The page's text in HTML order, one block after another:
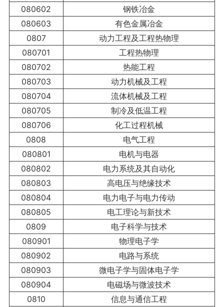
080602
钢铁冶金
080603
有色金属冶金
0807
动力工程及工程热物理
080701
工程热物理
080702
热能工程
080703
动力机械及工程
080704
流体机械及工程
080705
制冷及低温工程
080706
化工过程机械
0808
电气工程
080801
电机与电器
080802
电力系统及其自动化
080803
高电压与绝缘技术
080804
电力电子与电力传动
080805
电工理论与新技术
0809
电子科学与技术
080901
物理电子学
080902
电路与系统
080903
微电子学与固体电子学
080904
电磁场与微波技术
0810
信息与通信工程